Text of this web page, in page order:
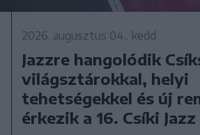
2026. augusztus 04., kedd
Jazzre hangolódik
világsztárokkal, helyi
tehetségekkel és új
érkezik a 16. Csíki Jazz